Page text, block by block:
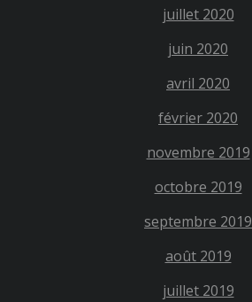
juillet 2020
juin 2020
avril 2020
février 2020
novembre 2019
octobre 2019
septembre 2019
août 2019
juillet 2019